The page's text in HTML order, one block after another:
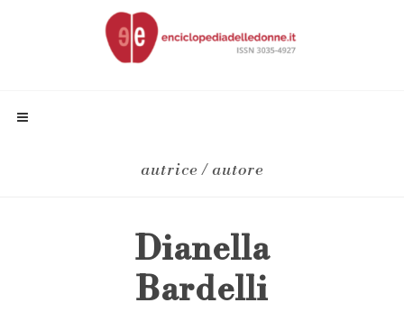
autrice / autore
Dianella
Bardelli